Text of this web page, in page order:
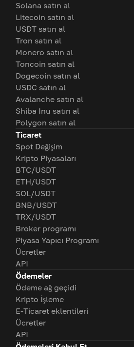
Solana satın al
Litecoin satın al
USDT satın al
Tron satın al
Monero satın al
Toncoin satın al
Dogecoin satın al
USDC satın al
Avalanche satın al
Shiba Inu satın al
Polygon satın al
Ticaret
Spot Değişim
Kripto Piyasaları
BTC/USDT
ETH/USDT
SOL/USDT
BNB/USDT
TRX/USDT
Broker programı
Piyasa Yapıcı Programı
Ücretler
API
Ödemeler
Ödeme ağ geçidi
Kripto İşleme
E-Ticaret eklentileri
Ücretler
API